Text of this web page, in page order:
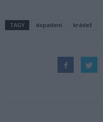
TAGY dopadení krádež